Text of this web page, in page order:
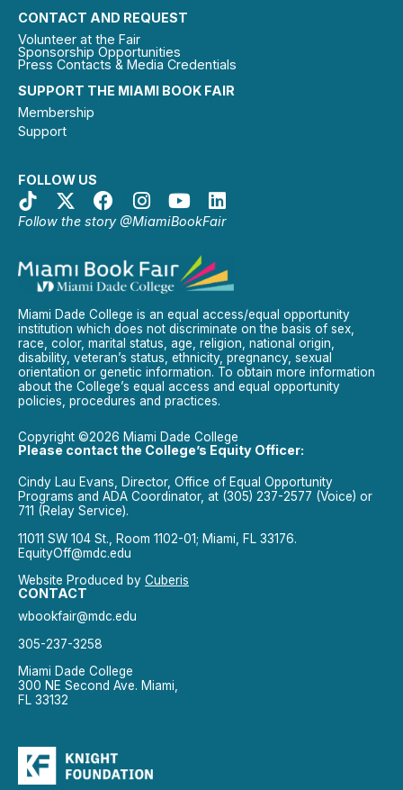
SUPPORT THE MIAMI BOOK FAIR
Membership
Support
FOLLOW US
Follow the story @MiamiBookFair
CONTACT AND REQUEST
Volunteer at the Fair
Sponsorship Opportunities
Press Contacts & Media Credentials
Miami Dade College is an equal access/equal opportunity
institution which does not discriminate on the basis of sex,
race, color, marital status, age, religion, national origin,
disability, veteran’s status, ethnicity, pregnancy, sexual
orientation or genetic information. To obtain more information
about the College’s equal access and equal opportunity
policies, procedures and practices.
Copyright ©2026 Miami Dade College
Please contact the College’s Equity Officer:
Cindy Lau Evans, Director, Office of Equal Opportunity
Programs and ADA Coordinator, at (305) 237-2577 (Voice) or
711 (Relay Service).
11011 SW 104 St., Room 1102-01; Miami, FL 33176.
EquityOff@mdc.edu
Website Produced by Cuberis
CONTACT
wbookfair@mdc.edu
305-237-3258
Miami Dade College
300 NE Second Ave. Miami,
FL 33132